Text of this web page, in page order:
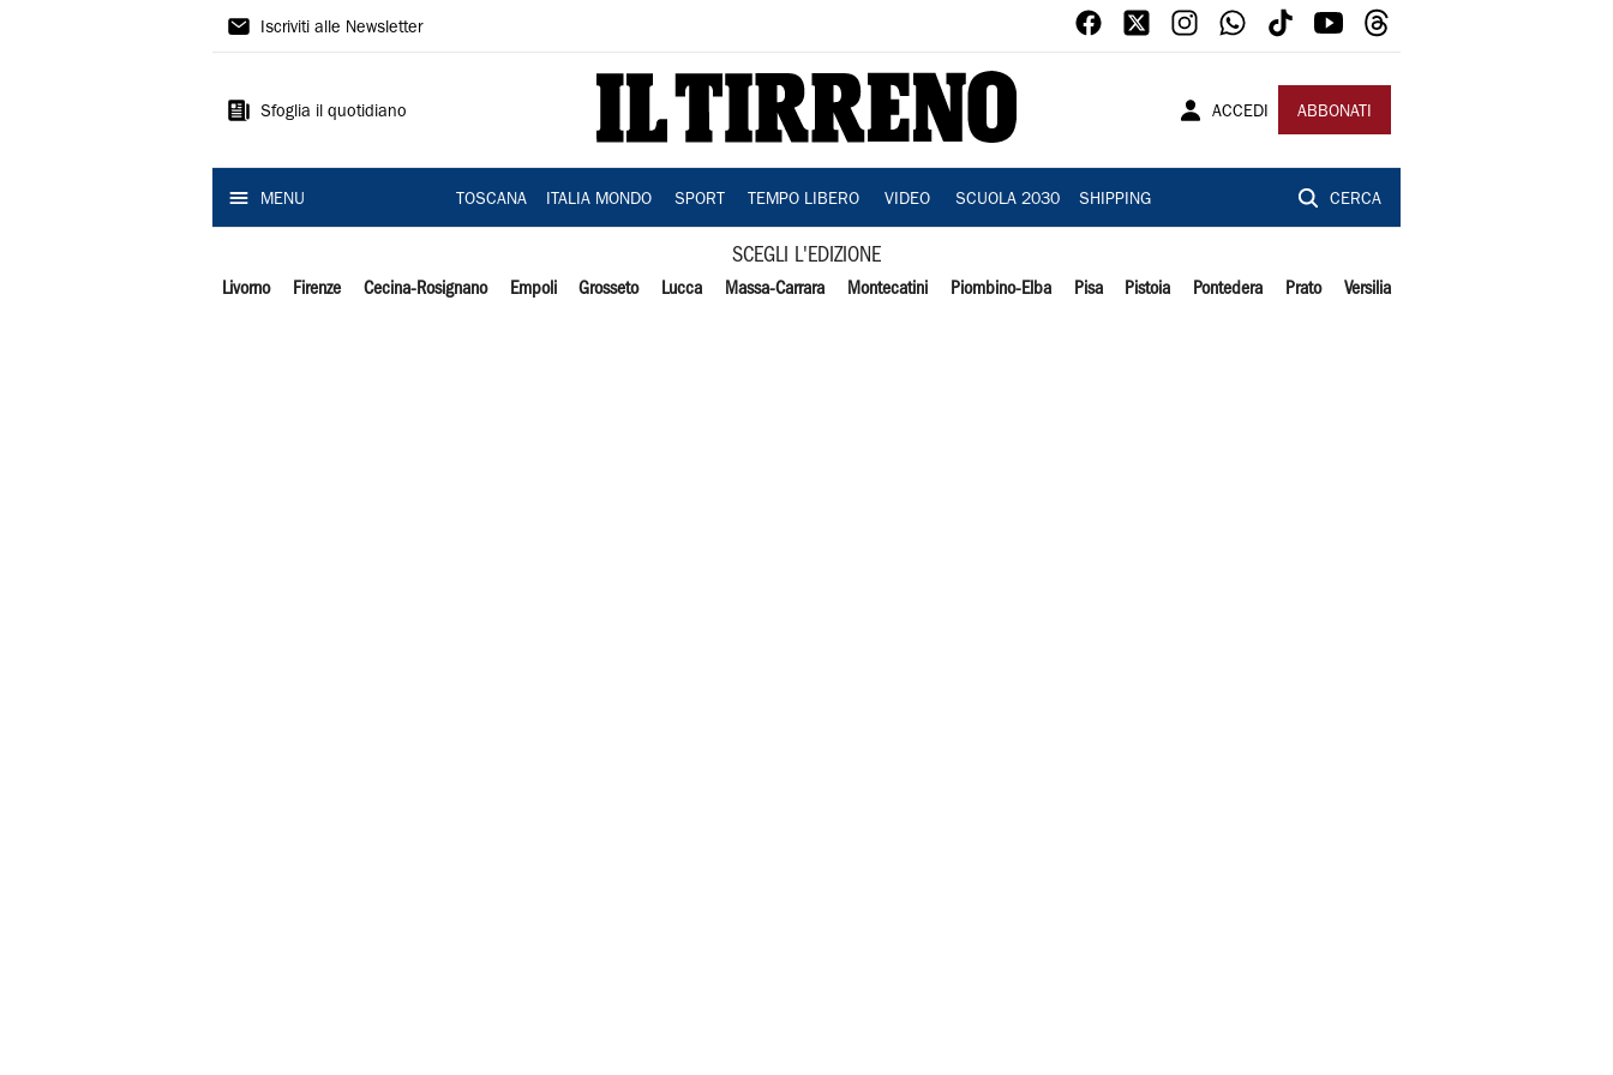
Il
Iscriviti alle Newsletter
Sfoglia il quotidiano ACCEDI ABBONATI
MENU TOSCANA ITALIA MONDO SPORT TEMPO LIBERO VIDEO SCUOLA 2030 SHIPPING CERCA
SCEGLI L'EDIZIONE
Livorno Firenze Cecina-Rosignano Empoli Grosseto Lucca Massa-Carrara Montecatini Piombino-Elba Pisa Pistoia Pontedera Prato Versilia